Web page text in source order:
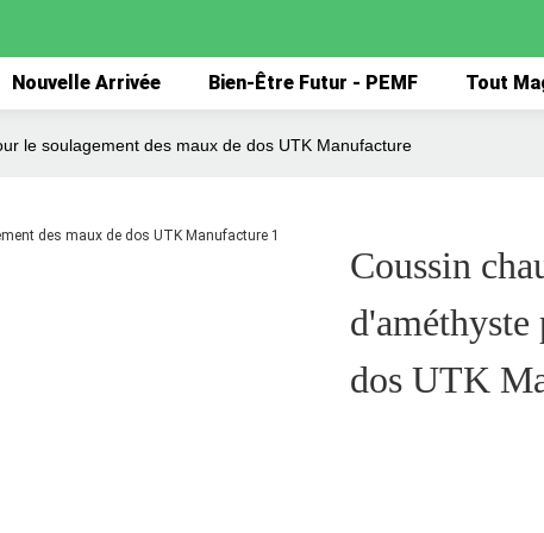
Nouvelle Arrivée Bien-Être Futur - PEMF Tout
le soulagement des maux de dos UTK Manufacture
Coussin
d'améthyste
dos UTK